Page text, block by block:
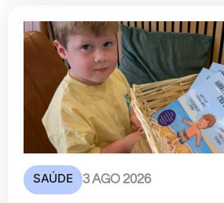
SAÚDE 3 AGO 2026